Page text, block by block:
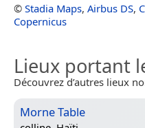
© Stadia Maps, Airbus DS,
Copernicus
Lieux portant
Découvrez d’autres lieux
Morne Table